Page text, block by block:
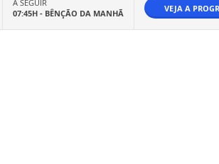
A SEGUIR
07:45H - BÊNÇÃO DA MANHÃ VEJA A